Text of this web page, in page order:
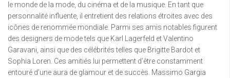
le monde de la mode, du cinéma et de la musique. En tant que
personnalité influente, il entretient des relations étroites avec des
icônes de renommée mondiale. Parmi ses amis notables figurent
des designers de mode tels que Karl Lagerfeld et Valentino
Garavani, ainsi que des célébrités telles que Brigitte Bardot et
Sophia Loren. Ces amitiés lui permettent d’être constamment
entouré d’une aura de glamour et de succès. Massimo Gargia